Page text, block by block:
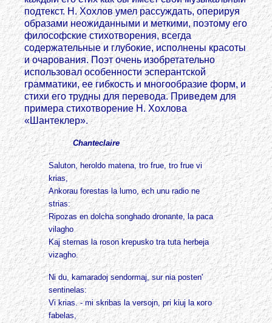
подтекст. Н. Хохлов умел рассуждать, оперируя
образами неожиданными и меткими, поэтому его
философские стихотворения, всегда
содержательные и глубокие, исполнены красоты
и очарования. Поэт очень изобретательно
использовал особенности эсперантской
грамматики, ее гибкость и многообразие форм, и
стихи его трудны для перевода. Приведем для
примера стихотворение Н. Хохлова
«Шантеклер».
Chanteclaire
Saluton, heroldo matena, tro frue, tro frue vi
krias,
Ankorau forestas la lumo, ech unu radio ne
strias:
Ripozas en dolcha songhado dronante, la раса
vilagho
Kaj sternas la roson krepusko tra tuta herbeja
vizagho.
Ni du, kamaradoj sendormaj, sur nia posten'
sentinelas:
Vi krias. - mi skribas la versojn, pri kiuj la кого
fabelas,